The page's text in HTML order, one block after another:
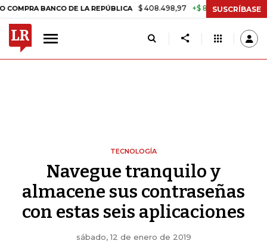
DE LA REPÚBLICA $ 408.498,97 +$ 8.753,81 +2,19% TASA
SUSCRÍBASE
TECNOLOGÍA
Navegue tranquilo y
almacene sus contraseñas
con estas seis aplicaciones
sábado, 12 de enero de 2019